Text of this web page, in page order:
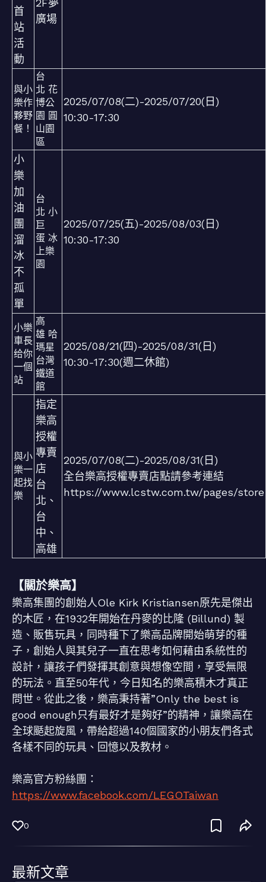
首
站
活
動
2F夢
廣場
與小
樂作
夥野
餐！
台
北 花
博公
園 圓
山園
區
2025/07/08(二)-2025/07/20(日)
10:30-17:30
小
樂
加
油
團
溜
冰
不
孤
單
台
北 小
巨
蛋 冰
上樂
園
2025/07/25(五)-2025/08/03(日)
10:30-17:30
小樂
車長
给你
一個
站
高
雄 哈
瑪星
台灣
鐵道
館
2025/08/21(四)-2025/08/31(日)
10:30-17:30(週二休館)
與小
樂一
起找
樂
指定
樂高
授權
專賣
店
台
北、
台
中、
高雄
2025/07/08(二)-2025/08/31(日)
全台樂高授權專賣店點請參考連結
https://www.lcstw.com.tw/pages/store
【關於樂高】
樂高集團的創始人Ole Kirk Kristiansen原先是傑出
的木匠，在1932年開始在丹麥的比隆 (Billund) 製
造、販售玩具，同時種下了樂高品牌開始萌芽的種
子，創始人與其兒子一直在思考如何藉由系統性的
設計，讓孩子們發揮其創意與想像空間，享受無限
的玩法。直至50年代，今日知名的樂高積木才真正
問世。從此之後，樂高秉持著”Only the best is
good enough只有最好才是夠好”的精神，讓樂高在
全球颳起旋風，帶給超過140個國家的小朋友們各式
各樣不同的玩具、回憶以及教材。
樂高官方粉絲團：
https://www.facebook.com/LEGOTaiwan
0
最新文章